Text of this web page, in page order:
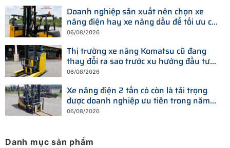
Doanh nghiệp sản xuất nên chọn xe
nâng điện hay xe nâng dầu để tối ưu chi
phí?
06/08/2026
Thị trường xe nâng Komatsu cũ đang
thay đổi ra sao trước xu hướng đầu tư
thiết bị mới?
06/08/2026
Xe nâng điện 2 tấn có còn là tải trọng
được doanh nghiệp ưu tiên trong năm
2026?
06/08/2026
Danh mục sản phẩm